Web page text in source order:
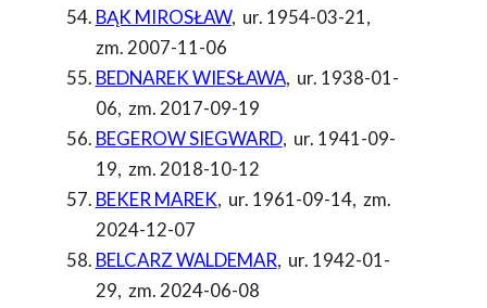
BĄK MIROSŁAW, ur. 1954-03-21,
zm. 2007-11-06
BEDNAREK WIESŁAWA, ur. 1938-01-
06, zm. 2017-09-19
BEGEROW SIEGWARD, ur. 1941-09-
19, zm. 2018-10-12
BEKER MAREK, ur. 1961-09-14, zm.
2024-12-07
BELCARZ WALDEMAR, ur. 1942-01-
29, zm. 2024-06-08